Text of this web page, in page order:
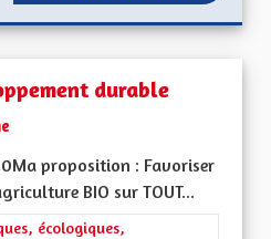
durable
proposition : Favoriser
BIO sur TOUT...
: Les transitions
écologiques,